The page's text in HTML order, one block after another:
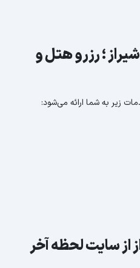
؛ رزرو هتل و
زیر به شما ارائه می‌شود:
از سایت لحظه آخر